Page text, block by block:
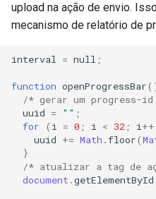
upload na ação de envio.
mecanismo de relatório de
interval = null ;
function openProgressBar
/* gerar um progress-
uuid = "" ;
for
( i = 0 ; i < 32 ; i ++
uuid += Math .floor(
}
/* atualizar a tag de
document .getElementById